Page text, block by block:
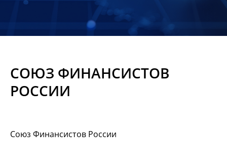
Материалы
СОЮЗ ФИНАНСИСТОВ
РОССИИ
Союз Финансистов России